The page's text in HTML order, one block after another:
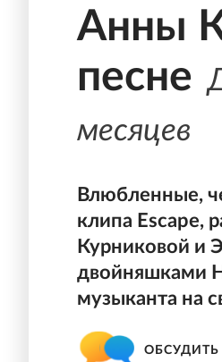
Анны
песне
месяцев
Влюбленные,
клипа Escape,
Курниковой и
двойняшками
музыканта на
ОБСУДИТЬ